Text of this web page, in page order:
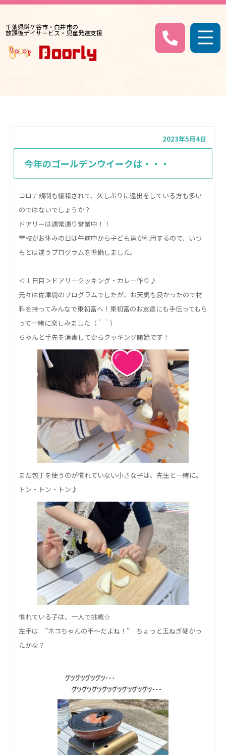
千葉県鎌ケ谷市・白井市の
放課後デイサービス・児童発達支援
2023年5月4日
今年のゴールデンウイークは・・・
コロナ規制も緩和されて、久しぶりに遠出をしている方も多い
のではないでしょうか？
ドアリーは通常通り営業中！！
学校がお休みの日は午前中から子ども達が利用するので、いつ
もとは違うプログラムを準備しました。
＜１日目＞ドアリークッキング・カレー作り♪
元々は佐津間のプログラムでしたが、お天気も良かったので材
料を持ってみんなで東初富へ！東初富のお友達にも手伝ってもら
って一緒に楽しみました（＾＾）
ちゃんと手先を消毒してからクッキング開始です！
まだ包丁を使うのが慣れていない小さな子は、先生と一緒に。
トン・トン・トン♪
慣れている子は、一人で挑戦☆
左手は ”ネコちゃんの手～だよね！” ちょっと玉ねぎ硬かっ
たかな？